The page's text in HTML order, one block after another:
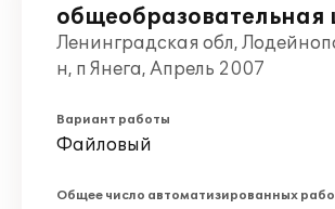
общеобразовательная
Ленинградская обл,
н, п Янега, Апрель 2007
Вариант работы
Файловый
Общее число автоматизированных